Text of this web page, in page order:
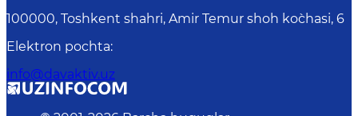
100000, Toshkent shahri, Amir Temur shoh ko`chasi, 6
Elektron pochta:
info@davaktiv.uz